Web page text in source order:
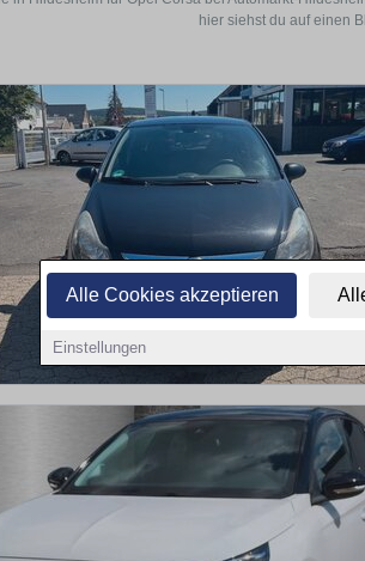
Alle Cookies akzeptieren
Einstellungen
hier siehst du auf einen